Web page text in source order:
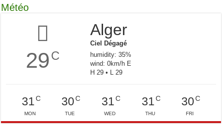
Météo
29C
Alger
Ciel Dégagé
humidity: 35%
wind: 0km/h E
H 29 • L 29
31C
MON
30 C
TUE
31C
WED
31C
THU
30 C
FRI